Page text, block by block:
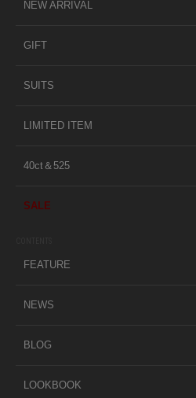
NEW ARRIVAL
GIFT
SUITS
LIMITED ITEM
40ct＆525
SALE
FEATURE
NEWS
BLOG
LOOKBOOK